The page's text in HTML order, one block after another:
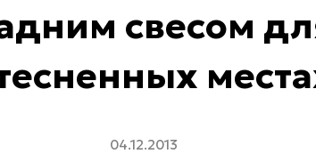
свесом
04.12.2013